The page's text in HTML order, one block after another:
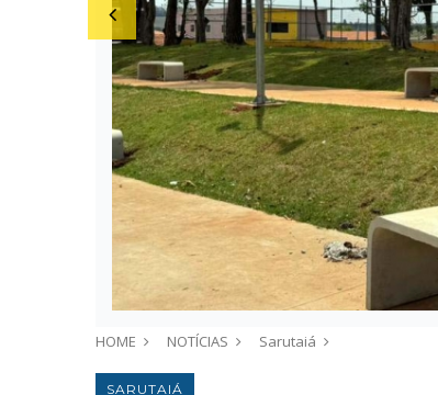
HOME NOTÍCIAS Sarutaiá
SARUTAIÁ